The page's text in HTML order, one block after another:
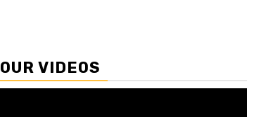
OUR VIDEOS